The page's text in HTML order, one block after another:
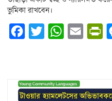
ভুমিকা রাখবেন।
Facebook
Twitter